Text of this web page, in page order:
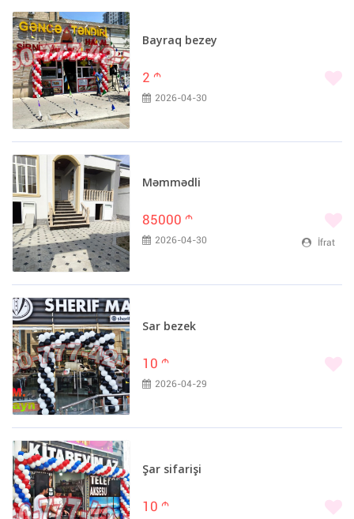
Bayraq bezey
2 m
2026-04-30
Məmmədli
85000 m
2026-04-30 İfrat
Sar bezek
10 m
2026-04-29
Şar sifarişi
10 m